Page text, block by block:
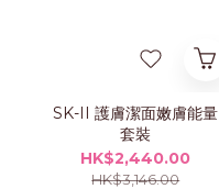
SK-II 護膚潔面嫩膚能量
套裝
HK$2,440.00
HK$3,146.00